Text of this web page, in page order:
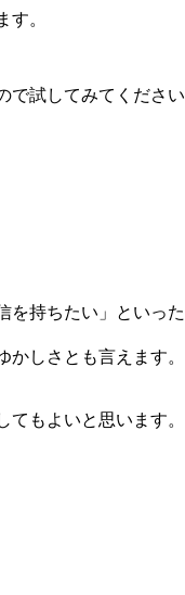
。
試してみてください
持ちたい」といっ
しさとも言えます。
もよいと思います。